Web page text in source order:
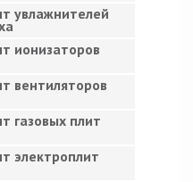
увлажнителей
ионизаторов
вентиляторов
газовых плит
электроплит